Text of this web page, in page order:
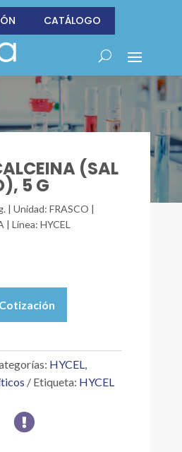
CATÁLOGO
(SAL
5 G
| Unidad: FRASCO |
Línea: HYCEL
HYCEL,
Etiqueta: HYCEL
